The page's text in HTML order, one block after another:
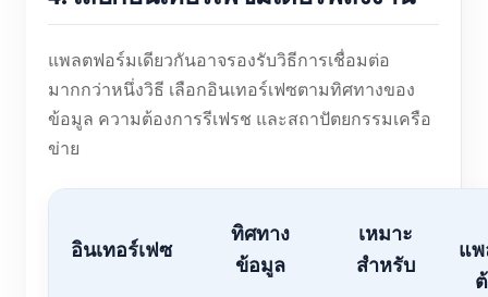
แพลตฟอร์มเดียวกันอาจรองรับวิธีการเชื่อมต่อ
มากกว่าหนึ่งวิธี เลือกอินเทอร์เฟซตามทิศทางของ
ข้อมูล ความต้องการรีเฟรช และสถาปัตยกรรมเครือ
ข่าย
อินเทอร์เฟซ
ทิศทาง
ข้อมูล
เหมาะ
สำหรับ
แ